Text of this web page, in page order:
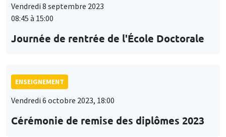
Vendredi 8 septembre 2023
08:45 à 15:00
Journée de rentrée de l'École Doctorale
ENSEIGNEMENT
Vendredi 6 octobre 2023, 18:00
Cérémonie de remise des diplômes 2023